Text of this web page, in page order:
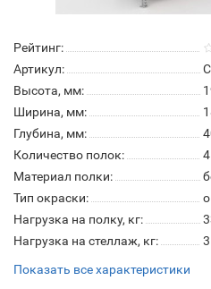
Рейтинг:
Артикул:
Высота, мм:
Ширина, мм:
Глубина, мм:
Количество полок:
4
Материал полки:
Тип окраски:
Нагрузка на полку, кг:
Нагрузка на стеллаж, кг:
Показать все характеристики